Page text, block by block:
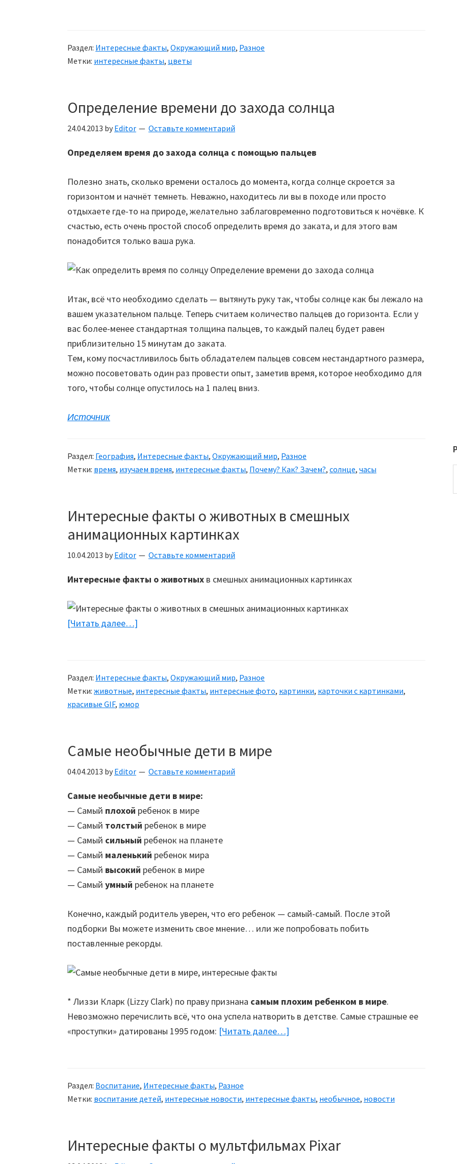
Раздел: Интересные факты, Окружающий мир, Разное
Метки: интересные факты, цветы
Определение времени до захода солнца
24.04.2013 by Editor Оставьте комментарий
Определяем время до захода солнца с помощью пальцев
Полезно знать, сколько времени осталось до момента, когда солнце скроется за
горизонтом и начнёт темнеть. Неважно, находитесь ли вы в походе или просто
отдыхаете где-то на природе, желательно заблаговременно подготовиться к ночёвке. К
счастью, есть очень простой способ определить время до заката, и для этого вам
понадобится только ваша рука.
Итак, всё что необходимо сделать — вытянуть руку так, чтобы солнце как бы лежало на
вашем указательном пальце. Теперь считаем количество пальцев до горизонта. Если у
вас более-менее стандартная толщина пальцев, то каждый палец будет равен
приблизительно 15 минутам до заката.
Тем, кому посчастливилось быть обладателем пальцев совсем нестандартного размера,
можно посоветовать один раз провести опыт, заметив время, которое необходимо для
того, чтобы солнце опустилось на 1 палец вниз.
Источник
Раздел: География, Интересные факты, Окружающий мир, Разное
Метки: время, изучаем время, интересные факты, Почему? Как? Зачем?, солнце, часы
Интересные факты о животных в смешных
анимационных картинках
10.04.2013 by Editor Оставьте комментарий
Интересные факты о животных в смешных анимационных картинках
[Читать далее…]
животных
в
смешных
картинках
Раздел: Интересные факты, Окружающий мир, Разное
Метки: животные, интересные факты, интересные фото, картинки, карточки с картинками,
красивые GIF, юмор
Самые необычные дети в мире
04.04.2013 by Editor Оставьте комментарий
Самые необычные дети в мире:
— Самый плохой ребенок в мире
— Самый толстый ребенок в мире
— Самый сильный ребенок на планете
— Самый маленький ребенок мира
— Самый высокий ребенок в мире
— Самый умный ребенок на планете
Конечно, каждый родитель уверен, что его ребенок — самый-самый. После этой
подборки Вы можете изменить свое мнение… или же попробовать побить
поставленные рекорды.
* Лиззи Кларк (Lizzy Clark) по праву признана самым плохим ребенком в мире.
Невозможно перечислить всё, что она успела натворить в детстве. Самые страшные ее
«проступки» датированы 1995 годом: [Читать далее…]
мире
Раздел: Воспитание, Интересные факты, Разное
Метки: воспитание детей, интересные новости, интересные факты, необычное, новости
Интересные факты о мультфильмах Pixar